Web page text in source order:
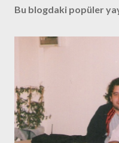
Bu blogdaki popüler